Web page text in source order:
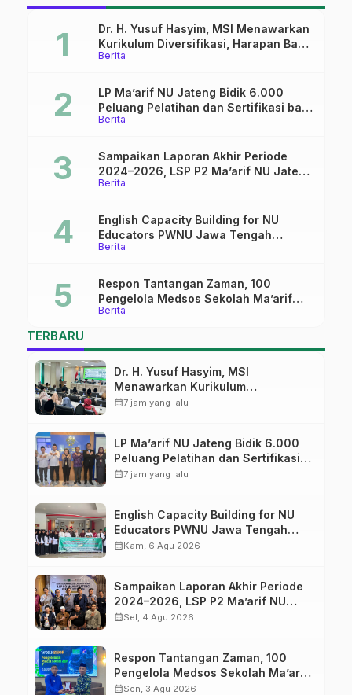
Berita
Dr. H. Yusuf Hasyim, MSI Menawarkan
Kurikulum Diversifikasi, Harapan Baru
dalam dunia pendidikan
Berita
LP Ma’arif NU Jateng Bidik 6.000
Peluang Pelatihan dan Sertifikasi bagi
Lulusan SMK
Berita
Sampaikan Laporan Akhir Periode
2024–2026, LSP P2 Ma’arif NU Jateng
Mantapkan Sinergi Link and Match
Berita
English Capacity Building for NU
Educators PWNU Jawa Tengah
Batch#4; Membuka Jalan Menuju
Berita
Respon Tantangan Zaman, 100
Pengelola Medsos Sekolah Ma’arif
Pekalongan Ikuti Pelatihan Literasi
TERBARU
Dr. H. Yusuf Hasyim, MSI
Menawarkan Kurikulum
Diversifikasi, Harapan Baru dalam
calendar_month7 jam yang lalu
LP Ma’arif NU Jateng Bidik 6.000
Peluang Pelatihan dan Sertifikasi
bagi Lulusan SMK
calendar_month7 jam yang lalu
English Capacity Building for NU
Educators PWNU Jawa Tengah
Batch#4; Membuka Jalan Menuju
calendar_monthKam, 6 Agu 2026
Sampaikan Laporan Akhir Periode
2024–2026, LSP P2 Ma’arif NU
Jateng Mantapkan Sinergi Link and
calendar_monthSel, 4 Agu 2026
Respon Tantangan Zaman, 100
Pengelola Medsos Sekolah Ma’arif
Pekalongan Ikuti Pelatihan Literasi
calendar_monthSen, 3 Agu 2026